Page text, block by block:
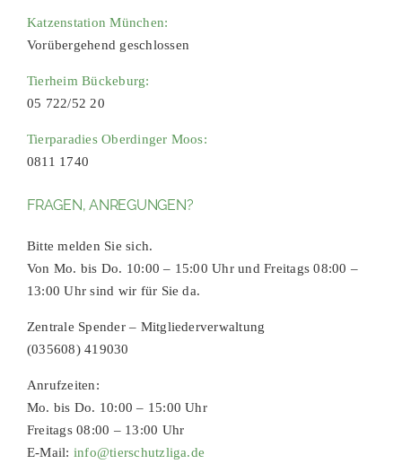
Katzenstation München:
Vorübergehend geschlossen
Tierheim Bückeburg:
05 722/52 20
Tierparadies Oberdinger Moos:
0811 1740
FRAGEN, ANREGUNGEN?
Bitte melden Sie sich.
Von Mo. bis Do. 10:00 – 15:00 Uhr und Freitags 08:00 –
13:00 Uhr sind wir für Sie da.
Zentrale Spender – Mitgliederverwaltung
(035608) 419030
Anrufzeiten:
Mo. bis Do. 10:00 – 15:00 Uhr
Freitags 08:00 – 13:00 Uhr
E-Mail: info@tierschutzliga.de